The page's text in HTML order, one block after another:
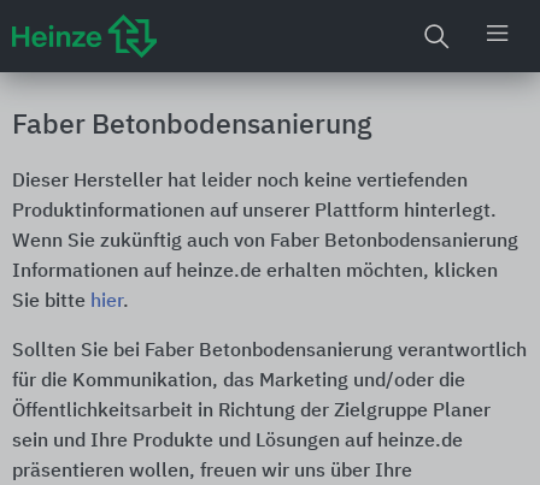
Faber Betonbodensanierung
Dieser Hersteller hat leider noch keine vertiefenden
Produktinformationen auf unserer Plattform hinterlegt.
Wenn Sie zukünftig auch von Faber Betonbodensanierung
Informationen auf heinze.de erhalten möchten, klicken
Sie bitte hier.
Sollten Sie bei Faber Betonbodensanierung verantwortlich
für die Kommunikation, das Marketing und/oder die
Öffentlichkeitsarbeit in Richtung der Zielgruppe Planer
sein und Ihre Produkte und Lösungen auf heinze.de
präsentieren wollen, freuen wir uns über Ihre